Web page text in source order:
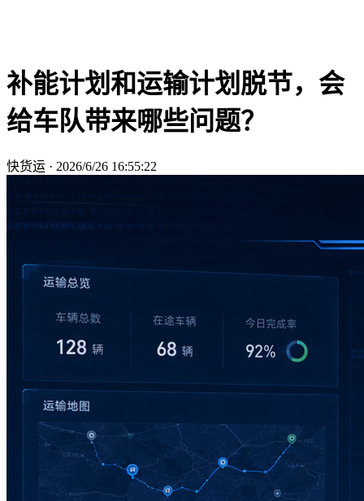
补能计划和运输计划脱节，会
给车队带来哪些问题？
快货运 · 2026/6/26 16:55:22